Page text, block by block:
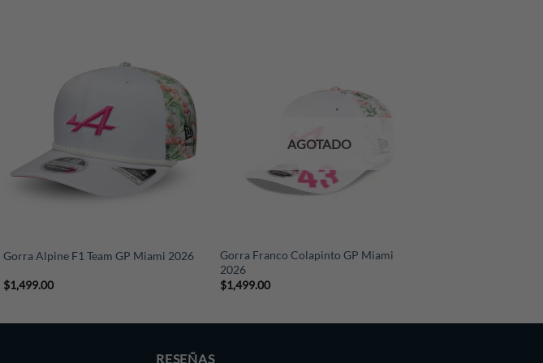
Gorra Alpine F1 Team GP Miami 2026
$1,499.00
AGOTADO
Gorra Franco Colapinto GP Miami
2026
$1,499.00
RESEÑAS